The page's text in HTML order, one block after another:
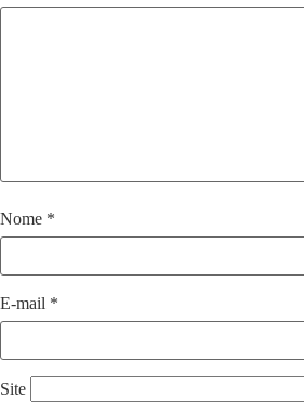
Nome *
E-mail *
Site